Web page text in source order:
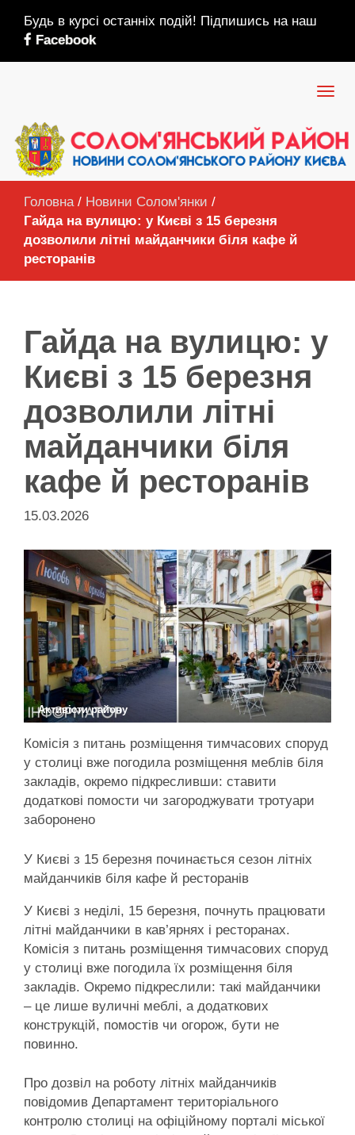
Будь в курсі останніх подій! Підпишись на наш
Facebook
Головна / Новини Солом'янки /
Гайда на вулицю: у Києві з 15 березня
дозволили літні майданчики біля кафе й
ресторанів
Гайда на вулицю: у
Києві з 15 березня
дозволили літні
майданчики біля
кафе й ресторанів
15.03.2026
Активісти району
Комісія з питань розміщення тимчасових споруд
у столиці вже погодила розміщення меблів біля
закладів, окремо підкресливши: ставити
додаткові помости чи загороджувати тротуари
заборонено
У Києві з 15 березня починається сезон літніх
майданчиків біля кафе й ресторанів
У Києві з неділі, 15 березня, почнуть працювати
літні майданчики в кав’ярнях і ресторанах.
Комісія з питань розміщення тимчасових споруд
у столиці вже погодила їх розміщення біля
закладів. Окремо підкреслили: такі майданчики
– це лише вуличні меблі, а додаткових
конструкцій, помостів чи огорож, бути не
повинно.
Про дозвіл на роботу літніх майданчиків
повідомив Департамент територіального
контролю столиці на офіційному порталі міської